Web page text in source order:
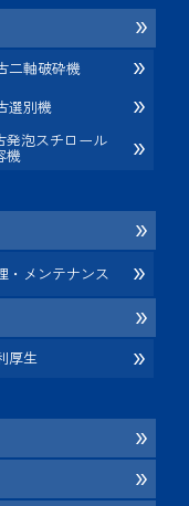
二軸破砕機
選別機
発泡スチロール
機
・メンテナンス
厚生